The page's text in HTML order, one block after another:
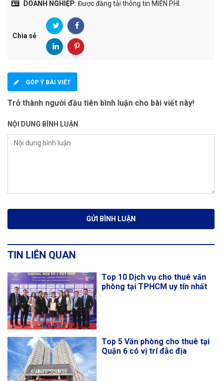
DOANH NGHIỆP: Được đăng tải thông tin MIỄN PHÍ.
Chia sẻ
GÓP Ý BÀI VIẾT
Trở thành người đầu tiên bình luận cho bài viết này!
NỘI DUNG BÌNH LUẬN
TIN LIÊN QUAN
Top 10 Dịch vụ cho thuê văn
phòng tại TPHCM uy tín nhất
Top 5 Văn phòng cho thuê tại
Quận 6 có vị trí đắc địa